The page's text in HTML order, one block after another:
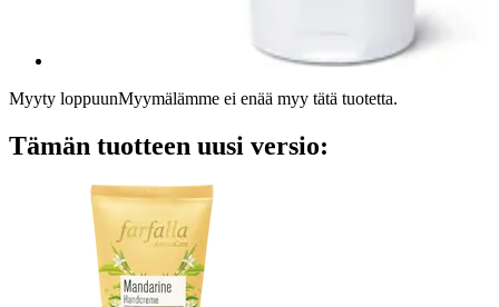
Myyty loppuunMyymälämme ei enää myy tätä tuotetta.
Tämän tuotteen uusi versio: